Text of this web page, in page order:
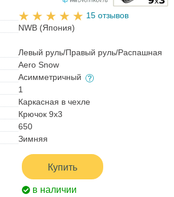
15 отзывов
NWB (Япония)
Левый руль/Правый руль/Распашная
Aero Snow
Асимметричный
1
Каркасная в чехле
Крючок 9x3
650
Зимняя
Купить
в наличии